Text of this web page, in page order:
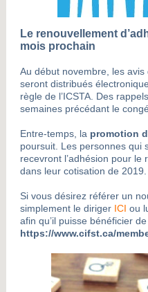
Le renouvellement
mois prochain
Au début novembre, les avis
seront distribués
règle de l’ICSTA. Des
semaines précédant le
Entre-temps, la promotion
poursuit. Les personnes qui
recevront l’adhésion pour le
dans leur cotisation de 2019.
Si vous désirez référer un
simplement le diriger ICI ou
afin qu’il puisse bénéficier
https://www.cifst.ca/